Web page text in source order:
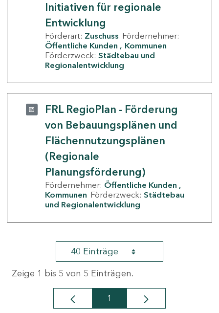
Initiativen für regionale
Entwicklung
Förderart: Zuschuss Fördernehmer:
Öffentliche Kunden
Kommunen
Förderzweck: Städtebau und
Regionalentwicklung
FRL RegioPlan - Förderung
von Bebauungsplänen und
Flächennutzungsplänen
(Regionale
Planungsförderung)
Fördernehmer: Öffentliche Kunden
Kommunen Förderzweck: Städtebau
und Regionalentwicklung
40 Einträge
Zeige 1 bis 5 von 5 Einträgen.
Seite
1